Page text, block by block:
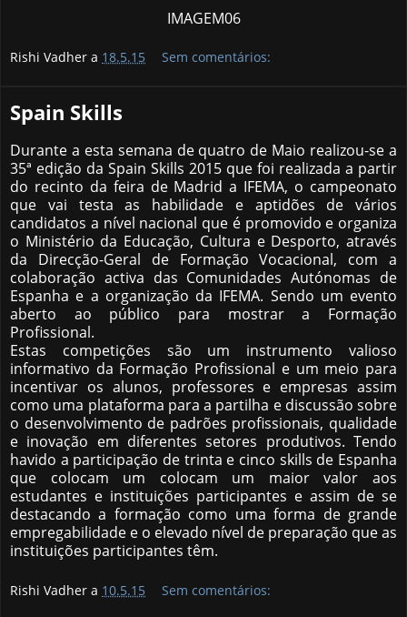
IMAGEM06
Rishi Vadher a 18.5.15 Sem comentários:
Spain Skills
Durante a esta semana de quatro de Maio realizou-se a
35ª edição da Spain Skills 2015 que foi realizada a partir
do recinto da feira de Madrid a IFEMA, o campeonato
que vai testa as habilidade e aptidões de vários
candidatos a nível nacional que é promovido e organiza
o Ministério da Educação, Cultura e Desporto, através
da Direcção-Geral de Formação Vocacional, com a
colaboração activa das Comunidades Autónomas de
Espanha e a organização da IFEMA. Sendo um evento
aberto ao público para mostrar a Formação
Profissional.
Estas competições são um instrumento valioso
informativo da Formação Profissional e um meio para
incentivar os alunos, professores e empresas assim
como uma plataforma para a partilha e discussão sobre
o desenvolvimento de padrões profissionais, qualidade
e inovação em diferentes setores produtivos. Tendo
havido a participação de trinta e cinco skills de Espanha
que colocam um colocam um maior valor aos
estudantes e instituições participantes e assim de se
destacando a formação como uma forma de grande
empregabilidade e o elevado nível de preparação que as
instituições participantes têm.
Rishi Vadher a 10.5.15 Sem comentários: